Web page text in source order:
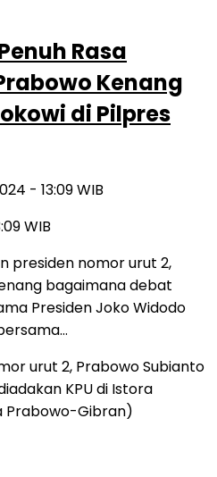
Rasa
Kenang
di Pilpres
- 13:09 WIB
WIB
presiden nomor urut 2,
bagaimana debat
Presiden Joko Widodo